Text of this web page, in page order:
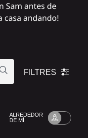
Sam antes de
casa andando!
FILTRES
ALREDEDOR
DE MÍ